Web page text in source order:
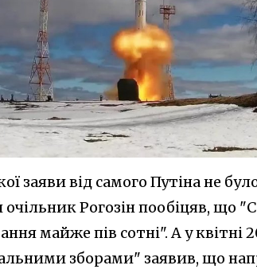
заяви від самого Путіна не
очільник Рогозін пообіцяв, що
майже пів сотні". А у квітні
зборами" заявив, що